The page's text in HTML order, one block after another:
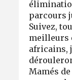
parcours
Suivez,
meilleurs
africains,
Mamés